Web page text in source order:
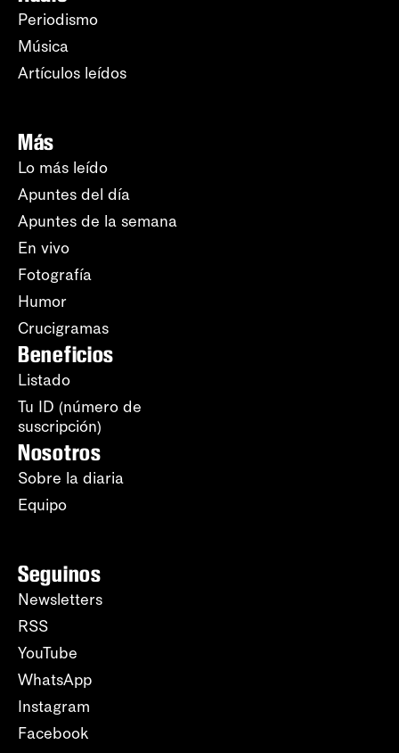
Periodismo
Música
Artículos leídos
Más
Lo más leído
Apuntes del día
Apuntes de la semana
En vivo
Fotografía
Humor
Crucigramas
Beneficios
Listado
Tu ID (número de
suscripción)
Nosotros
Sobre la diaria
Equipo
Seguinos
Newsletters
RSS
YouTube
WhatsApp
Instagram
Facebook